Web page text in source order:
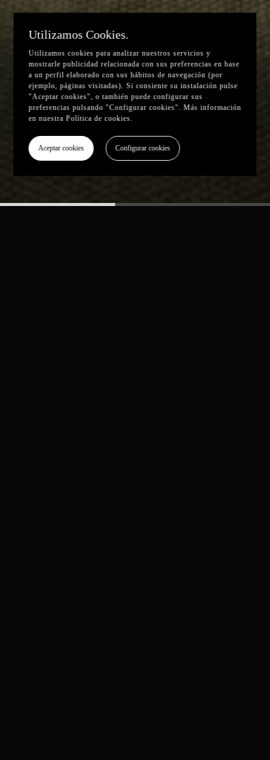
Utilizamos Cookies.
Utilizamos cookies para analizar nuestros servicios y
mostrarle publicidad relacionada con sus preferencias en base
a un perfil elaborado con sus hábitos de navegación (por
ejemplo, páginas visitadas). Si consiente su instalación pulse
"Aceptar cookies", o también puede configurar sus
preferencias pulsando "Configurar cookies". Más información
en nuestraPolítica de cookies.
Aceptar cookies Configurar cookies